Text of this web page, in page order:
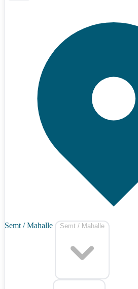
Semt / Mahalle Semt / Mahalle